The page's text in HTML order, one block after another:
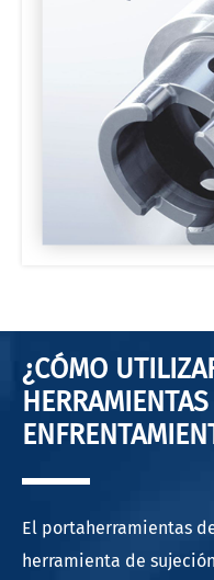
¿CÓMO
El portaherramientas
herramienta de